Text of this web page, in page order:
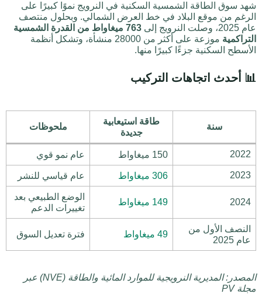
شهد سوق الطاقة الشمسية السكنية في النرويج نموًا كبيرًا على
الرغم من موقع البلاد في خط العرض الشمالي. وبحلول منتصف
عام 2025، وصلت النرويج إلى
763 ميغاواط من القدرة الشمسية
التراكمية
موزعة على أكثر من 28000 منشأة، وتشكل أنظمة
الأسطح السكنية جزءًا كبيرًا منها.
📊 أحدث اتجاهات التركيب
سنة
طاقة استيعابية
جديدة
ملحوظات
2022 150 ميغاواط عام نمو قوي
2023 306 ميغاواط عام قياسي للنشر
2024 149 ميغاواط
الوضع الطبيعي بعد
تغييرات الدعم
النصف الأول من
عام 2025
49 ميغاواط فترة تعديل السوق
المصدر: المديرية النرويجية للموارد المائية والطاقة (NVE) عبر
مجلة PV